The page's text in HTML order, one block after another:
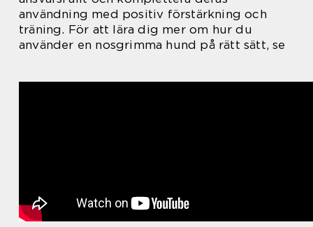
användning med positiv förstärkning och
träning. För att lära dig mer om hur du
använder en nosgrimma hund på rätt sätt, se